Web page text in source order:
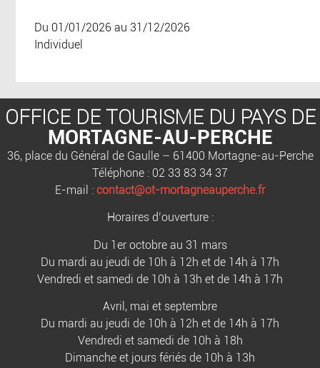
Du 01/01/2026 au 31/12/2026
Individuel
OFFICE DE TOURISME DU PAYS DE
MORTAGNE-AU-PERCHE
36, place du Général de Gaulle – 61400 Mortagne-au-Perche
Téléphone : 02 33 83 34 37
E-mail : contact@ot-mortagneauperche.fr
Horaires d’ouverture :
Du 1er octobre au 31 mars
Du mardi au jeudi de 10h à 12h et de 14h à 17h
Vendredi et samedi de 10h à 13h et de 14h à 17h
Avril, mai et septembre
Du mardi au jeudi de 10h à 12h et de 14h à 17h
Vendredi et samedi de 10h à 18h
Dimanche et jours fériés de 10h à 13h